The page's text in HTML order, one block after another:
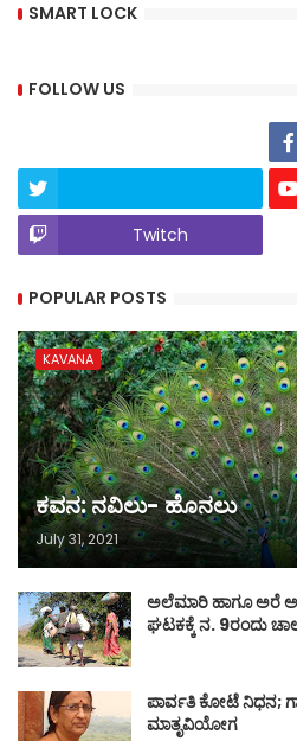
SMART LOCK
FOLLOW US
Twitch
POPULAR POSTS
KAVANA
ಕವನ: ನವಿಲು- ಹೊನಲು
July 31, 2021
ಅಲೆಮಾರಿ ಹಾಗೂ ಅರೆ
ಘಟಕಕ್ಕೆ ನ. 9ರಂದು
ಪಾರ್ವತಿ ಕೋಟೆ ನಿಧನ;
ಮಾತೃವಿಯೋಗ